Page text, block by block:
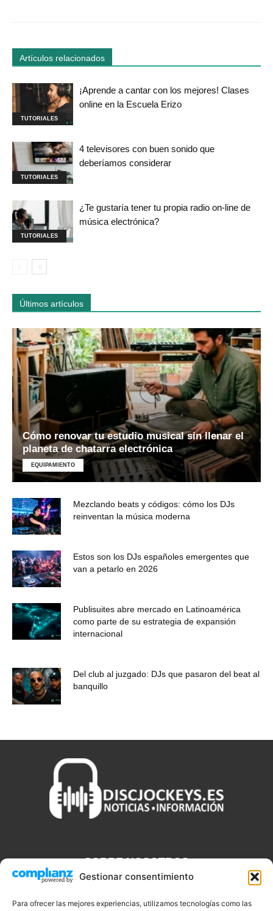
Gestionar consentimiento
Para ofrecer las mejores experiencias, utilizamos tecnologías como las
Artículos relacionados
TUTORIALES
¡Aprende a cantar con los mejores! Clases
online en la Escuela Erizo
TUTORIALES
4 televisores con buen sonido que
deberíamos considerar
TUTORIALES
¿Te gustaría tener tu propia radio on-line de
música electrónica?
Últimos artículos
Cómo renovar tu estudio musical sin llenar el
planeta de chatarra electrónica
EQUIPAMIENTO
Mezclando beats y códigos: cómo los DJs
reinventan la música moderna
Estos son los DJs españoles emergentes que
van a petarlo en 2026
Publisuites abre mercado en Latinoamérica
como parte de su estrategia de expansión
internacional
Del club al juzgado: DJs que pasaron del beat al
banquillo
SOBRE NOSOTROS
que necesitas saber sobre noticias, novedades, tecnologías y